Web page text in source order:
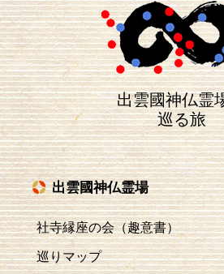
出雲國神仏霊
巡る旅
出雲國神仏霊場
社寺縁座の会（趣意書）
巡りマップ